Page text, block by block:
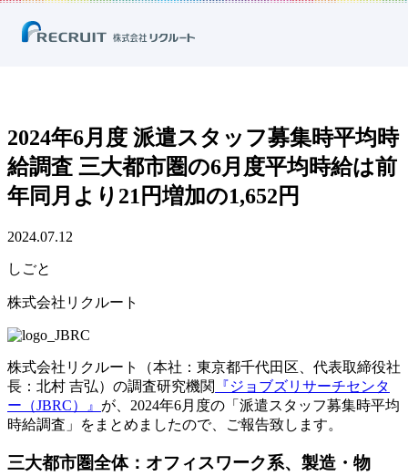
2024年6月度 派遣スタッフ募集時平均時給調査 三大都市圏の6月度平均時
2024年6月度 派遣スタッフ募集時平均時
給調査 三大都市圏の6月度平均時給は前
年同月より21円増加の1,652円
2024.07.12
しごと
株式会社リクルート
株式会社リクルート（本社：東京都千代田区、代表取締役社
長：北村 吉弘）の調査研究機関
『ジョブズリサーチセンタ
ー（JBRC）』 が、2024年6月度の「派遣スタッフ募集時平均
時給調査」をまとめましたので、ご報告致します。
三大都市圏全体：オフィスワーク系、製造・物